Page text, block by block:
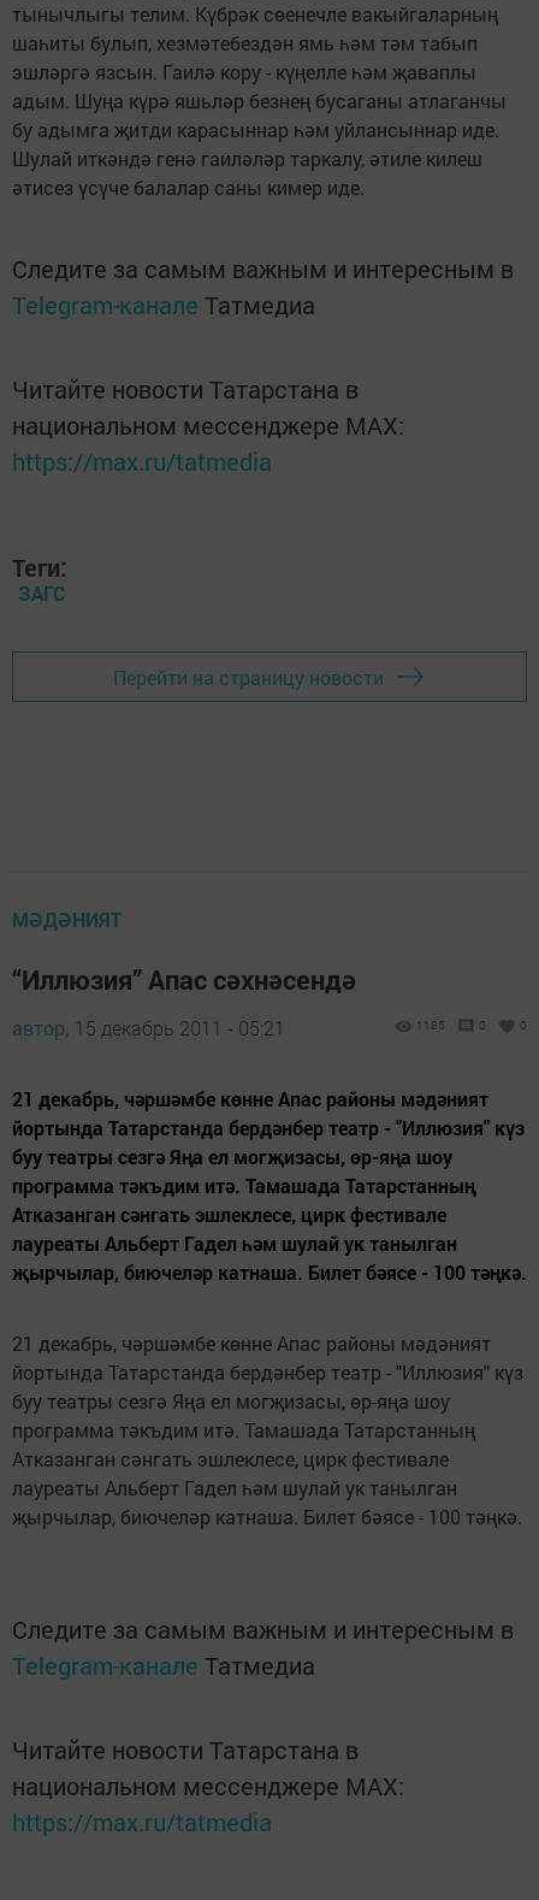
тынычлыгы телим. Күбрәк сөенечле вакыйгаларның
шаһиты булып, хезмәтебездән ямь һәм тәм табып
эшләргә язсын. Гаилә кору - күңелле һәм җаваплы
адым. Шуңа күрә яшьләр безнең бусаганы атлаганчы
бу адымга җитди карасыннар һәм уйлансыннар иде.
Шулай иткәндә генә гаиләләр таркалу, әтиле килеш
әтисез үсүче балалар саны кимер иде.
Следите за самым важным и интересным в
Telegram-канале Татмедиа
Читайте новости Татарстана в
национальном мессенджере MАХ:
https://max.ru/tatmedia
Теги:
ЗАГС
Перейти на страницу новости
МӘДӘНИЯТ
“Иллюзия” Апас сәхнәсендә
автор, 15 декабрь 2011 - 05:21 1185 0 0
21 декабрь, чәршәмбе көнне Апас районы мәдәният
йортында Татарстанда бердәнбер театр - "Иллюзия" күз
буу театры сезгә Яңа ел могҗизасы, өр-яңа шоу
программа тәкъдим итә. Тамашада Татарстанның
Атказанган сәнгать эшлеклесе, цирк фестивале
лауреаты Альберт Гадел һәм шулай ук танылган
җырчылар, биючеләр катнаша. Билет бәясе - 100 тәңкә.
21 декабрь, чәршәмбе көнне Апас районы мәдәният
йортында Татарстанда бердәнбер театр - "Иллюзия" күз
буу театры сезгә Яңа ел могҗизасы, өр-яңа шоу
программа тәкъдим итә. Тамашада Татарстанның
Атказанган сәнгать эшлеклесе, цирк фестивале
лауреаты Альберт Гадел һәм шулай ук танылган
җырчылар, биючеләр катнаша. Билет бәясе - 100 тәңкә.
Следите за самым важным и интересным в
Telegram-канале Татмедиа
Читайте новости Татарстана в
национальном мессенджере MАХ:
https://max.ru/tatmedia